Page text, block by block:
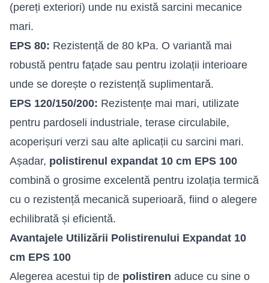
(pereți exteriori) unde nu există sarcini mecanice
mari.
EPS 80: Rezistență de 80 kPa. O variantă mai
robustă pentru fațade sau pentru izolații interioare
unde se dorește o rezistență suplimentară.
EPS 120/150/200: Rezistențe mai mari, utilizate
pentru pardoseli industriale, terase circulabile,
acoperișuri verzi sau alte aplicații cu sarcini mari.
Așadar, polistirenul expandat 10 cm EPS 100
combină o grosime excelentă pentru izolația termică
cu o rezistență mecanică superioară, fiind o alegere
echilibrată și eficientă.
Avantajele Utilizării Polistirenului Expandat 10
cm EPS 100
Alegerea acestui tip de polistiren aduce cu sine o